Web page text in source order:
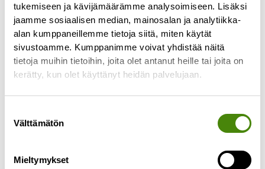
tukemiseen ja kävijämäärämme analysoimiseen. Lisäksi
jaamme sosiaalisen median, mainosalan ja analytiikka-
alan kumppaneillemme tietoja siitä, miten käytät
sivustoamme. Kumppanimme voivat yhdistää näitä
tietoja muihin tietoihin, joita olet antanut heille tai joita on
kerätty, kun olet käyttänyt heidän palvelujaan.
valinta
Välttämätön
Mieltymykset
Kuolinpesän tyhjentäminen
4.9.2025
Kuolinpesän tyhjentäminen ja tavaroiden
perikunta tyhjentää kuolinpesän. Tavaroiden